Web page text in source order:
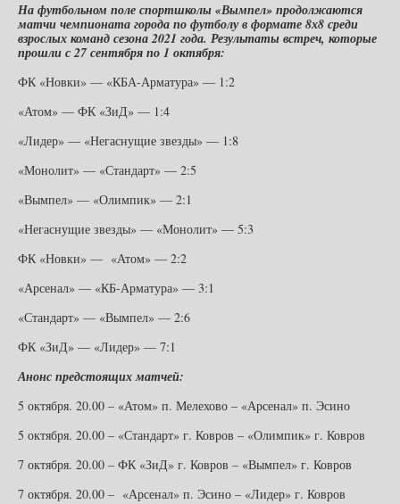
На футбольном поле спортшколы «Вымпел» продолжаются
матчи чемпионата города по футболу в формате 8х8 среди
взрослых команд сезона 2021 года. Результаты встреч, которые
прошли с 27 сентября по 1 октября:
ФК «Новки» — «КБА-Арматура» — 1:2
«Атом» — ФК «ЗиД» — 1:4
«Лидер» — «Негаснущие звезды» — 1:8
«Монолит» — «Стандарт» — 2:5
«Вымпел» — «Олимпик» — 2:1
«Негаснущие звезды» — «Монолит» — 5:3
ФК «Новки» — «Атом» — 2:2
«Арсенал» — «КБ-Арматура» — 3:1
«Стандарт» — «Вымпел» — 2:6
ФК «ЗиД» — «Лидер» — 7:1
Анонс предстоящих матчей:
5 октября. 20.00 – «Атом» п. Мелехово – «Арсенал» п. Эсино
5 октября. 20.00 – «Стандарт» г. Ковров – «Олимпик» г. Ковров
7 октября. 20.00 – ФК «ЗиД» г. Ковров – «Вымпел» г. Ковров
7 октября. 20.00 – «Арсенал» п. Эсино – «Лидер» г. Ковров